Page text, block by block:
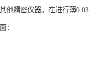
他精密仪器。在进行薄0.03
：